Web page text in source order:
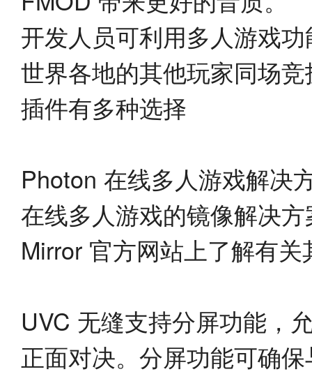
开发人员可利用多人游戏
世界各地的其他玩家同场
插件有多种选择
Photon 在线多人游戏解决
在线多人游戏的镜像解决
Mirror 官方网站上了解有
UVC 无缝支持分屏功能，
正面对决。分屏功能可确